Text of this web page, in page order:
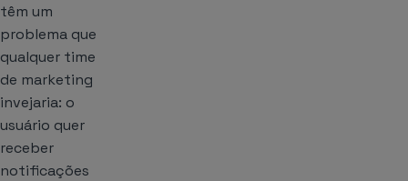
têm um
problema que
qualquer time
de marketing
invejaria: o
usuário quer
receber
notificações